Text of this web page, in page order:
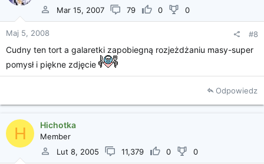
Mar 15, 2007
79 0 0
Maj 5, 2008 #8
Cudny ten tort a galaretki zapobiegną rozjeżdżaniu masy-super
pomysł i piękne zdjęcie
Odpowiedz
H Hichotka
Member
Lut 8, 2005
11,379 0 0